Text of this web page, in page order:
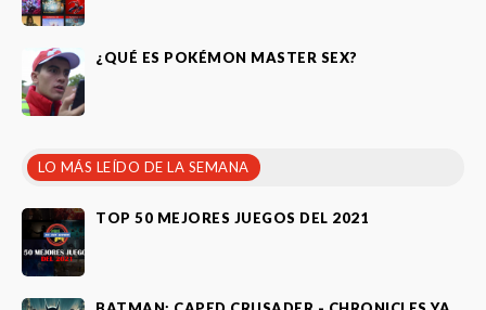
¿QUÉ ES POKÉMON MASTER SEX?
LO MÁS LEÍDO DE LA SEMANA
TOP 50 MEJORES JUEGOS DEL 2021